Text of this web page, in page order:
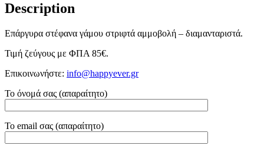
Description
Επάργυρα στέφανα γάμου στριφτά αμμοβολή – διαμανταριστά.
Τιμή ζεύγους με ΦΠΑ 85€.
Επικοινωνήστε: info@happyever.gr
Το όνομά σας (απαραίτητο)
Το email σας (απαραίτητο)